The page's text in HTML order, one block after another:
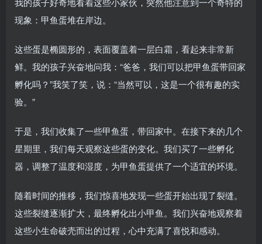
现象：甲鱼蛋堆在岸边。
这些蛋是椭圆形的，表面覆盖着一层白霜，看起来非常新
鲜。我的孩子兴奋地问我：“爸爸，我们可以把甲鱼蛋带回家
孵化吗？”我笑了笑，说：“当然可以，这是一个很有趣的实
验。”
于是，我们收集了一些甲鱼蛋，带回家中。在接下来的几个
星期里，我们每天观察这些蛋的变化。我们买了一些孵化
器，调整了温度和湿度，为甲鱼蛋提供了一个适宜的环境。
随着时间的推移，我们惊喜地发现一些蛋开始出现了裂缝。
这些裂缝逐渐扩大，最终孵化出小甲鱼。我们兴奋地观察着
这些小生命破壳而出的过程，心中充满了喜悦和感动。